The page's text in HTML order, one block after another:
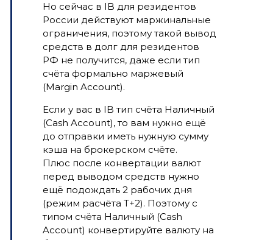
Но сейчас в IB для резидентов
России действуют маржинальные
ограничения, поэтому такой вывод
средств в долг для резидентов
РФ не получится, даже если тип
счёта формально маржевый
(Margin Account).
Если у вас в IB тип счёта Наличный
(Cash Account), то вам нужно ещё
до отправки иметь нужную сумму
кэша на брокерском счёте.
Плюс после конвертации валют
перед выводом средств нужно
ещё подождать 2 рабочих дня
(режим расчёта T+2). Поэтому с
типом счёта Наличный (Cash
Account) конвертируйте валюту на